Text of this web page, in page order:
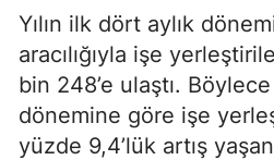
Yılın ilk dört aylık
aracılığıyla işe
bin 248’e ulaştı. Böylece
dönemine göre işe
yüzde 9,4’lük artış